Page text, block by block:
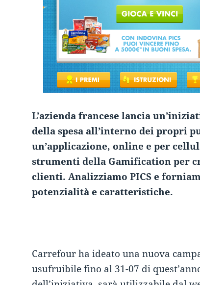
L’azienda francese lancia
della spesa all’interno dei propri
un’applicazione, online e per
strumenti della Gamification per
clienti. Analizziamo PICS e
potenzialità e caratteristiche.
Carrefour ha ideato una nuova
usufruibile fino al 31-07 di